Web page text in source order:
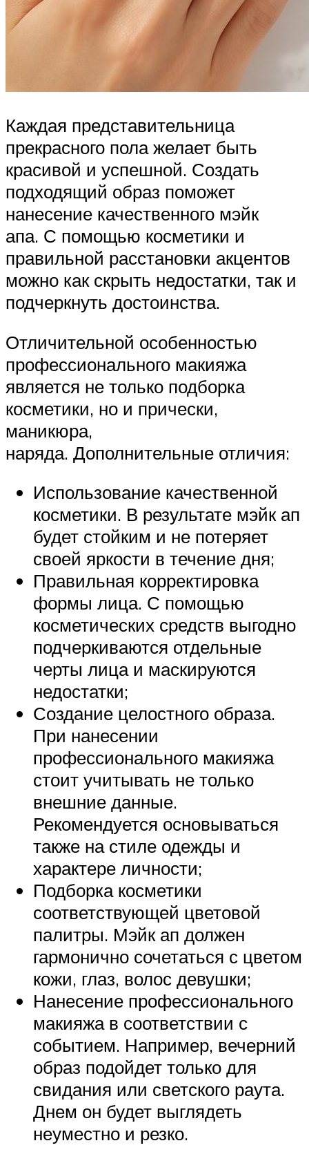
Каждая представительница
прекрасного пола желает быть
красивой и успешной. Создать
подходящий образ поможет
нанесение качественного мэйк
апа. С помощью косметики и
правильной расстановки акцентов
можно как скрыть недостатки, так и
подчеркнуть достоинства.
Отличительной особенностью
профессионального макияжа
является не только подборка
косметики, но и прически,
маникюра,
наряда. Дополнительные отличия:
Использование качественной
косметики. В результате мэйк ап
будет стойким и не потеряет
своей яркости в течение дня;
Правильная корректировка
формы лица. С помощью
косметических средств выгодно
подчеркиваются отдельные
черты лица и маскируются
недостатки;
Создание целостного образа.
При нанесении
профессионального макияжа
стоит учитывать не только
внешние данные.
Рекомендуется основываться
также на стиле одежды и
характере личности;
Подборка косметики
соответствующей цветовой
палитры. Мэйк ап должен
гармонично сочетаться с цветом
кожи, глаз, волос девушки;
Нанесение профессионального
макияжа в соответствии с
событием. Например, вечерний
образ подойдет только для
свидания или светского раута.
Днем он будет выглядеть
неуместно и резко.